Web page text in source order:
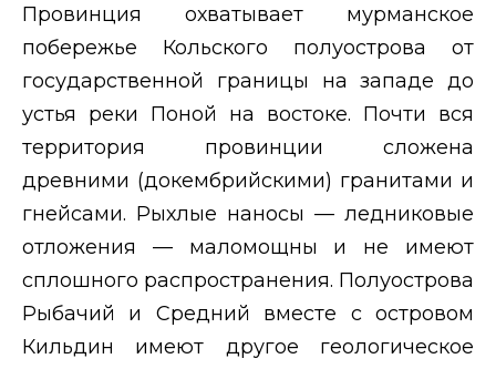
Провинция охватывает мурманское
побережье Кольского полуострова от
государственной границы на западе до
устья реки Поной на востоке. Почти вся
территория провинции сложена
древними (докембрийскими) гранитами и
гнейсами. Рыхлые наносы — ледниковые
отложения — маломощны и не имеют
сплошного распространения. Полуострова
Рыбачий и Средний вместе с островом
Кильдин имеют другое геологическое